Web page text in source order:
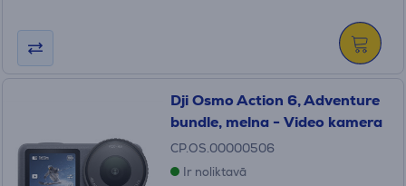
Dji Osmo Action 6, Adventure
bundle, melna - Video kamera
CP.OS.00000506
Ir noliktavā